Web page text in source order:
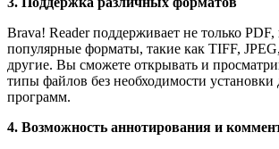
Brava! Reader поддерживает не только
популярные форматы, такие как TIFF,
другие. Вы сможете открывать и
типы файлов без необходимости
программ.
4. Возможность аннотирования и